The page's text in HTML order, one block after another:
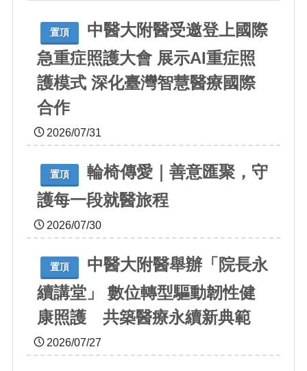
置頂
中醫大附醫受邀登上國際
急重症照護大會 展示AI重症照
護模式 深化臺灣智慧醫療國際
合作
2026/07/31
置頂
輪椅傳愛｜善意匯聚，守
護每一段就醫旅程
2026/07/30
置頂
中醫大附醫舉辦「院長永
續講堂」 數位轉型驅動韌性健
康照護 共築醫療永續新典範
2026/07/27